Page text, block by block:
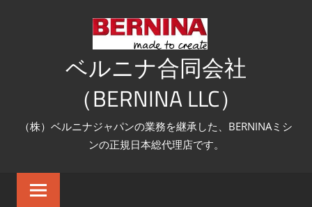
ベルニナ合同会社
（BERNINA LLC）
（株）ベルニナジャパンの業務を継承した、BERNINAミシ
ンの正規日本総代理店です。